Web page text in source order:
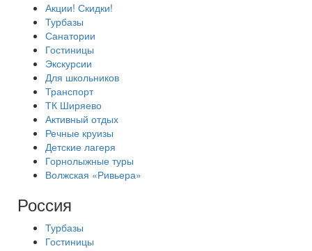
Акции! Скидки!
Турбазы
Санатории
Гостиницы
Экскурсии
Для школьников
Транспорт
ТК Ширяево
Активный отдых
Речные круизы
Детские лагеря
Горнолыжные туры
Волжская «Ривьера»
Россия
Турбазы
Гостиницы